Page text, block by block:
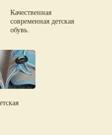
Качественная
современная детская
обувь.